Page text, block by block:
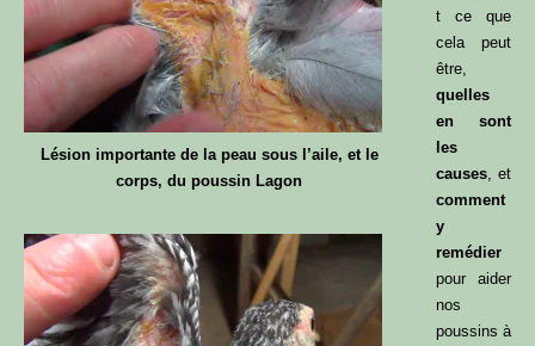
Lésion importante de la peau sous l’aile, et le
corps, du poussin Lagon
t ce que
cela peut
être,
quelles
en sont
les
causes , et
comment
y
remédier
pour aider
nos
poussins à